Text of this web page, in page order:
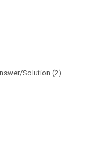
Solution (2)